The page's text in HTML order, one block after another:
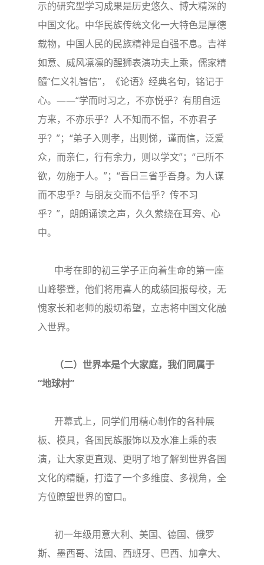
示的研究型学习成果是历史悠久、博大精深的
中国文化。中华民族传统文化一大特色是厚德
载物，中国人民的民族精神是自强不息。吉祥
如意、威风凛凛的醒狮表演功夫上乘，儒家精
髓“仁义礼智信”，《论语》经典名句，铭记于
心。——“学而时习之，不亦悦乎？有朋自远
方来，不亦乐乎？人不知而不愠，不亦君子
乎？”；“弟子入则孝，出则悌，谨而信，泛爱
众，而亲仁，行有余力，则以学文”；“己所不
欲，勿施于人。”；“吾日三省乎吾身。为人谋
而不忠乎？与朋友交而不信乎？传不习
乎？”，朗朗诵读之声，久久萦绕在耳旁、心
中。
中考在即的初三学子正向着生命的第一座
山峰攀登，他们将用喜人的成绩回报母校，无
愧家长和老师的殷切希望，立志将中国文化融
入世界。
（二）世界本是个大家庭，我们同属于
“地球村”
开幕式上，同学们用精心制作的各种展
板、模具，各国民族服饰以及水准上乘的表
演，让大家更直观、更明了地了解到世界各国
文化的精髓，打造了一个多维度、多视角，全
方位瞭望世界的窗口。
初一年级用意大利、美国、德国、俄罗
斯、墨西哥、法国、西班牙、巴西、加拿大、